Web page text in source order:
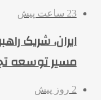
23 ساعت پیش
ایران، شریک
مسیر توسعه
2 روز پیش